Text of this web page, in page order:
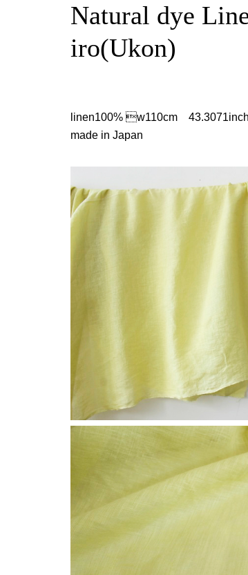
Natural dye
iro(Ukon)
linen100% w110cm 43.3071inch
made in Japan